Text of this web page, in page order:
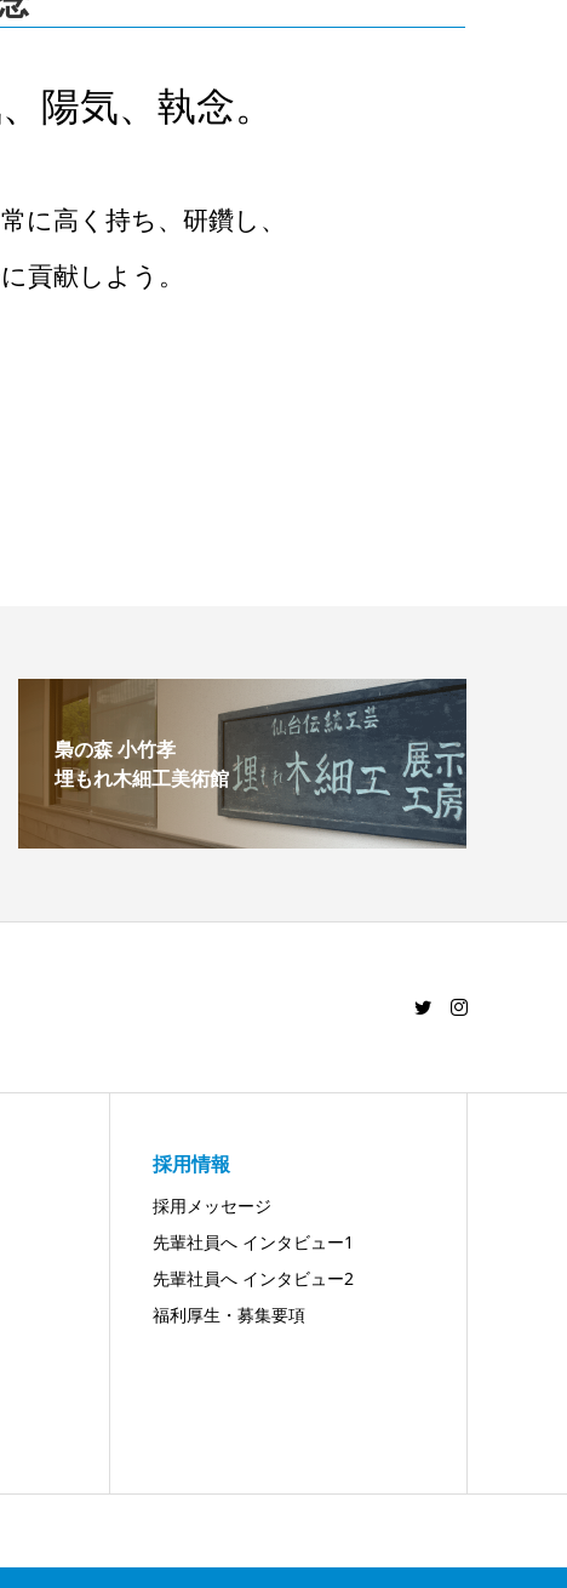
陽気、執念。
に高く持ち、研鑽し、
貢献しよう。
梟の森 小竹孝
埋もれ木細工美術館
採用情報
採用メッセージ
先輩社員へ インタビュー1
先輩社員へ インタビュー2
福利厚生・募集要項